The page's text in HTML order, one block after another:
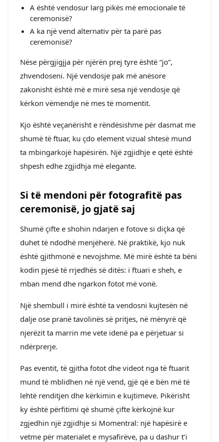
A është vendosur larg pikës më emocionale të
ceremonisë?
A ka një vend alternativ për ta parë pas
ceremonisë?
Nëse përgjigjja për njërën prej tyre është “jo”,
zhvendoseni. Një vendosje pak më anësore
zakonisht është më e mirë sesa një vendosje që
kërkon vëmendje në mes të momentit.
Kjo është veçanërisht e rëndësishme për dasmat me
shumë të ftuar, ku çdo element vizual shtesë mund
ta mbingarkojë hapësirën. Një zgjidhje e qetë është
shpesh edhe zgjidhja më elegante.
Si të mendoni për fotografitë pas
ceremonisë, jo gjatë saj
Shumë çifte e shohin ndarjen e fotove si diçka që
duhet të ndodhë menjëherë. Në praktikë, kjo nuk
është gjithmonë e nevojshme. Më mirë është ta bëni
kodin pjesë të rrjedhës së ditës: i ftuari e sheh, e
mban mend dhe ngarkon fotot më vonë.
Një shembull i mirë është ta vendosni kujtesën në
dalje ose pranë tavolinës së pritjes, në mënyrë që
njerëzit ta marrin me vete idenë pa e përjetuar si
ndërprerje.
Pas eventit, të gjitha fotot dhe videot nga të ftuarit
mund të mblidhen në një vend, gjë që e bën më të
lehtë renditjen dhe kërkimin e kujtimeve. Pikërisht
ky është përfitimi që shumë çifte kërkojnë kur
zgjedhin një zgjidhje si Momentral: një hapësirë e
vetme për materialet e mysafirëve, pa u dashur t’i